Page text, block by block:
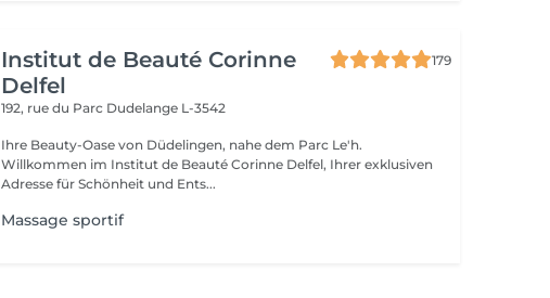
Institut de Beauté Corinne
Delfel
179
192, rue du Parc Dudelange L-3542
Ihre Beauty-Oase von Düdelingen, nahe dem Parc Le'h.
Willkommen im Institut de Beauté Corinne Delfel, Ihrer exklusiven
Adresse für Schönheit und Ents...
Massage sportif